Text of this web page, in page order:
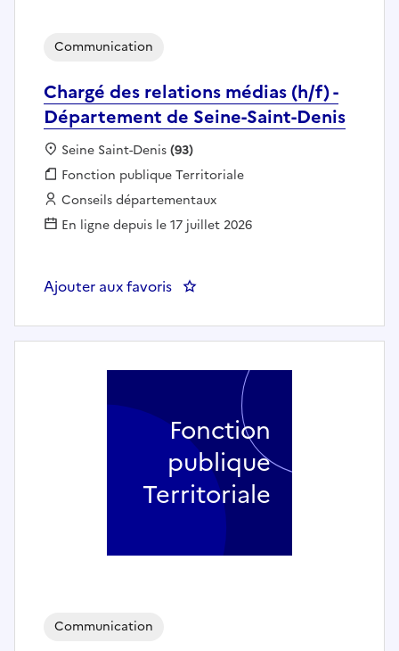
Chargé des relations médias (h/f) -
Département de Seine-Saint-Denis
Communication
Localisation :
Seine Saint-Denis(93)
Fonction publique :
Fonction publique Territoriale
Employeur :
Conseils départementaux
En ligne depuis le 17 juillet 2026
Ajouter aux favoris : Chargé des relations médias
Communication
Fonction
publique
Territoriale